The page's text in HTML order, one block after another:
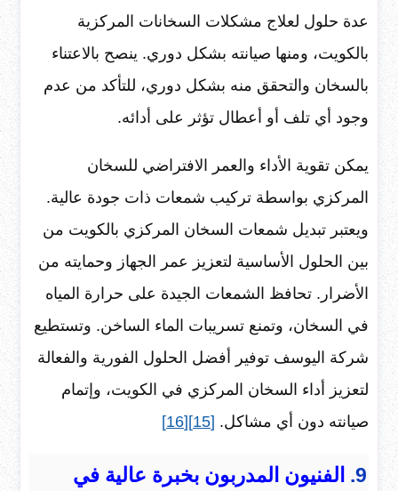
عدة حلول لعلاج مشكلات السخانات المركزية
بالكويت، ومنها صيانته بشكل دوري. ينصح بالاعتناء
بالسخان والتحقق منه بشكل دوري، للتأكد من عدم
وجود أي تلف أو أعطال تؤثر على أدائه.
يمكن تقوية الأداء والعمر الافتراضي للسخان
المركزي بواسطة تركيب شمعات ذات جودة عالية.
ويعتبر تبديل شمعات السخان المركزي بالكويت من
بين الحلول الأساسية لتعزيز عمر الجهاز وحمايته من
الأضرار. تحافظ الشمعات الجيدة على حرارة المياه
في السخان، وتمنع تسريبات الماء الساخن. وتستطيع
شركة اليوسف توفير أفضل الحلول الفورية والفعالة
لتعزيز أداء السخان المركزي في الكويت، وإتمام
صيانته دون أي مشاكل. [15]
[16]
9.
الفنيون المدربون بخبرة عالية في